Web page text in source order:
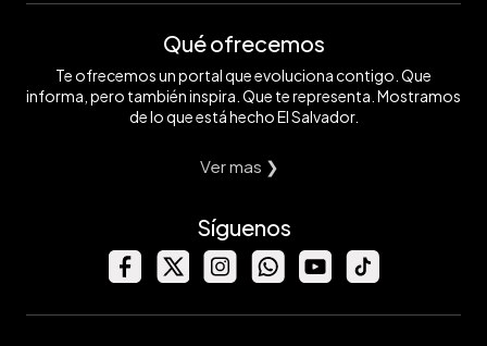
Qué ofrecemos
Te ofrecemos un portal que evoluciona contigo. Que
informa, pero también inspira. Que te representa. Mostramos
de lo que está hecho El Salvador.
Ver mas ❯
Síguenos